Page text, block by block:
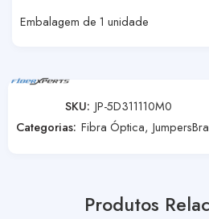
Embalagem de 1 unidade
SKU: JP-5D311110M0
Categorias: Fibra Óptica, Jumpers
Produtos